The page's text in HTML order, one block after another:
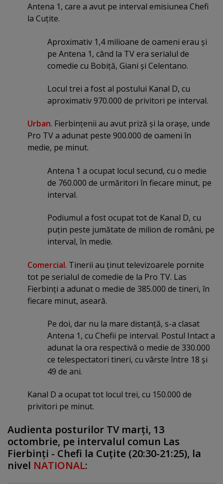
Antena 1, care a avut pe interval emisiunea Chefi
la Cuţite.
Aproximativ 1,4 milioane de oameni erau şi
pe Antena 1, când la TV era serialul de
comedie cu Bobiţă, Giani şi Celentano.
Locul trei a fost al postului Kanal D, cu
aproximativ 970.000 de privitori pe interval.
Urban. Fierbinţenii au avut priză şi la oraşe, unde
Pro TV a adunat peste 900.000 de oameni în
medie, pe minut.
Antena 1 a ocupat locul secund, cu o medie
de 760.000 de urmăritori în fiecare minut, pe
interval.
Podiumul a fost ocupat tot de Kanal D, cu
puţin peste jumătate de milion de români, pe
interval, în medie.
Comercial. Tinerii au ţinut televizoarele pornite
tot pe serialul de comedie de la Pro TV. Las
Fierbinţi a adunat o medie de 385.000 de tineri, în
fiecare minut, aseară.
Pe doi, dar nu la mare distanţă, s-a clasat
Antena 1, cu Chefii pe interval. Postul Intact a
adunat la ora respectivă o medie de 330.000
ce telespectatori tineri, cu vârste între 18 şi
49 de ani.
Kanal D a ocupat tot locul trei, cu 150.000 de
privitori pe minut.
Audienta posturilor TV marţi, 13
octombrie, pe intervalul comun Las
Fierbinţi - Chefi la Cuţite (20:30-21:25), la
nivel NATIONAL: